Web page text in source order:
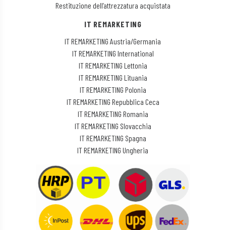
Restituzione dell’attrezzatura acquistata
IT REMARKETING
IT REMARKETING Austria/Germania
IT REMARKETING International
IT REMARKETING Lettonia
IT REMARKETING Lituania
IT REMARKETING Polonia
IT REMARKETING Repubblica Ceca
IT REMARKETING Romania
IT REMARKETING Slovacchia
IT REMARKETING Spagna
IT REMARKETING Ungheria